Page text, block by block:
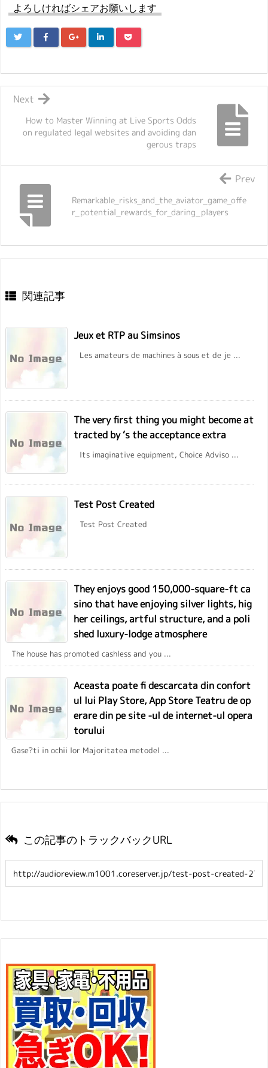
よろしければシェアお願いします
How to Master Winning at Live Sports Odds
on regulated legal websites and avoiding dan
gerous traps
Next
Remarkable_risks_and_the_aviator_game_offe
r_potential_rewards_for_daring_players
Prev
関連記事
Jeux et RTP au Simsinos
Les amateurs de machines à sous et de je ...
The very first thing you might become at
tracted by ‘s the acceptance extra
Its imaginative equipment, Choice Adviso ...
Test Post Created
Test Post Created
They enjoys good 150,000-square-ft ca
sino that have enjoying silver lights, hig
her ceilings, artful structure, and a poli
shed luxury-lodge atmosphere
The house has promoted cashless and you ...
Aceasta poate fi descarcata din confort
ul lui Play Store, App Store Teatru de op
erare din pe site -ul de internet-ul opera
torului
Gase?ti in ochii lor Majoritatea metodel ...
この記事のトラックバックURL